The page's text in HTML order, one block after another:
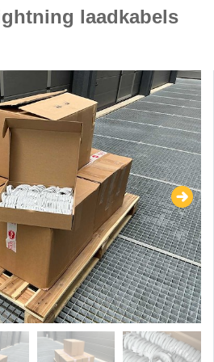
laadkabels